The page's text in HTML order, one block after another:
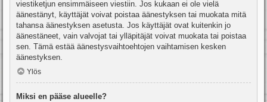
viestiketjun ensimmäiseen viestiin. Jos kukaan ei ole vielä
äänestänyt, käyttäjät voivat poistaa äänestyksen tai muokata mitä
tahansa äänestyksen asetusta. Jos käyttäjät ovat kuitenkin jo
äänestäneet, vain valvojat tai ylläpitäjät voivat muokata tai poistaa
sen. Tämä estää äänestysvaihtoehtojen vaihtamisen kesken
äänestyksen.
Ylös
Miksi en pääse alueelle?